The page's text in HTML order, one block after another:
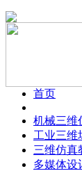
首页
机械三维
工业三维
三维仿真
多媒体设